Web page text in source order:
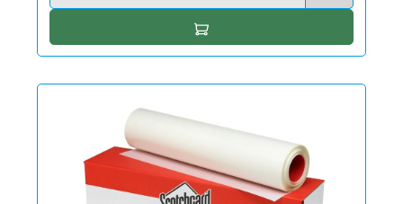
In den Warenkorb